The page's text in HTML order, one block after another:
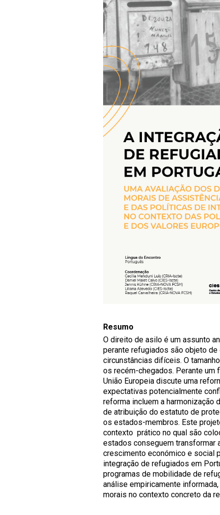
Resumo
O direito de asilo é um assunto
perante refugiados são objeto
circunstâncias difíceis. O
os recém-chegados. Perante um
União Europeia discute uma
expectativas potencialmente
reforma incluem a harmonização
de atribuição do estatuto de
os estados-membros. Este
contexto prático no qual são
estados conseguem transformar
crescimento económico e social
integração de refugiados em
programas de mobilidade de
análise empiricamente
morais no contexto concreto da